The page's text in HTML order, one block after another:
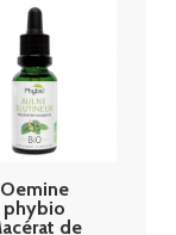
Oemine
phybio
de